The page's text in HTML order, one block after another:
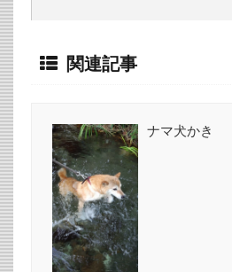
関連記事
ナマ犬かき